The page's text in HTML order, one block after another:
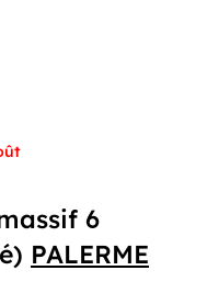
6
PALERME